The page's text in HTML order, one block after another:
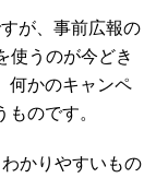
が、事前広報の
使うのが今どき
何かのキャンペ
のです。
かりやすいもの